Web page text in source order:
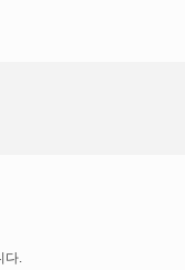
다.